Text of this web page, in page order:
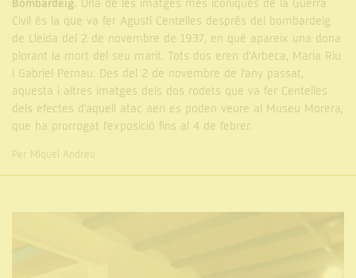
Bombardeig. Una de les imatges més icòniques de la Guerra
Civil és la que va fer Agustí Centelles després del bombardeig
de Lleida del 2 de novembre de 1937, en què apareix una dona
plorant la mort del seu marit. Tots dos eren d'Arbeca, Maria Riu
i Gabriel Pernau. Des del 2 de novembre de l'any passat,
aquesta i altres imatges dels dos rodets que va fer Centelles
dels efectes d'aquell atac aeri es poden veure al Museu Morera,
que ha prorrogat l'exposició fins al 4 de febrer.
Per Miquel Andreu